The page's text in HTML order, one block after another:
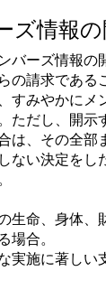
情報の
バーズ情報の
の請求である
すみやかにメ
ただし、開示
は、その全部
ない決定をし
生命、身体、
場合。
実施に著しい